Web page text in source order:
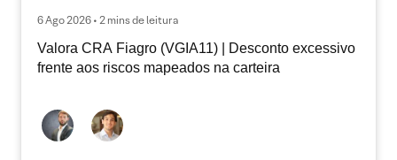
6 Ago 2026 • 2 mins de leitura
Valora CRA Fiagro (VGIA11) | Desconto excessivo
frente aos riscos mapeados na carteira